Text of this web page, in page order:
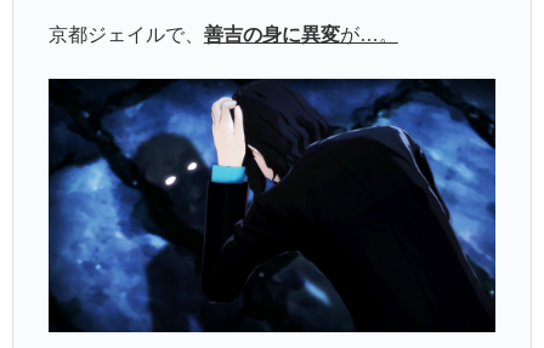
京都ジェイルで、 善吉の身に異変が…。